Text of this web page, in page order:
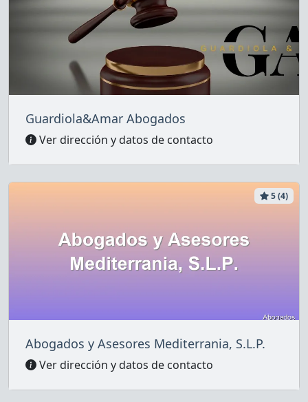
Guardiola&Amar Abogados
Ver dirección y datos de contacto
5 (4)
Abogados y Asesores Mediterrania, S.L.P.
Ver dirección y datos de contacto